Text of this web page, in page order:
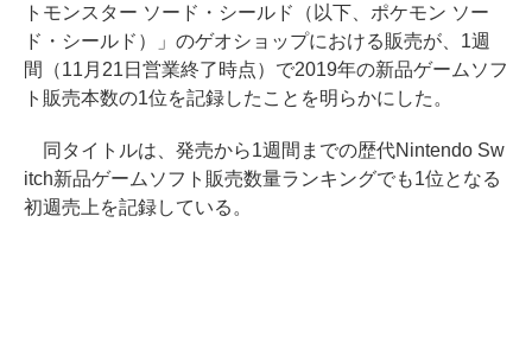
トモンスター ソード・シールド（以下、ポケモン ソー
ド・シールド）」のゲオショップにおける販売が、1週
間（11月21日営業終了時点）で2019年の新品ゲームソフ
ト販売本数の1位を記録したことを明らかにした。
同タイトルは、発売から1週間までの歴代Nintendo Sw
itch新品ゲームソフト販売数量ランキングでも1位となる
初週売上を記録している。